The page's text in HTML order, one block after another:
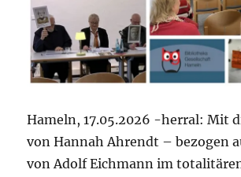
Hameln, 17.05.2026 -herral: Mit
von Hannah Ahrendt – bezogen
von Adolf Eichmann im